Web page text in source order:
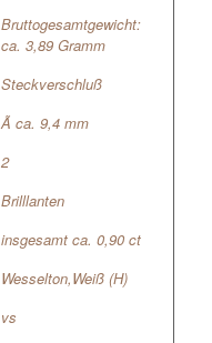
Bruttogesamtgewicht:
ca. 3,89 Gramm
Steckverschluß
Ã ca. 9,4 mm
2
Brilllanten
insgesamt ca. 0,90 ct
Wesselton,Weiß (H)
vs